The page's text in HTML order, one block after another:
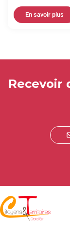
En savoir plus
Recevoir